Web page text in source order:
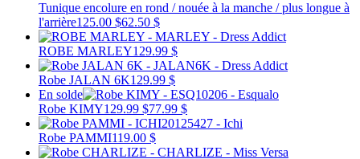
Tunique encolure en rond / nouée à la manche / plus longue à
l'arrière125.00 $62.50 $
ROBE MARLEY129.99 $
Robe JALAN 6K129.99 $
En solde
Robe KIMY129.99 $77.99 $
Robe PAMMI119.00 $